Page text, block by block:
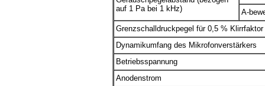
auf 1 Pa bei 1 kHz)
A-
Grenzschalldruckpegel für 0,5 % Klirrfaktor
Dynamikumfang des Mikrofonverstärkers
Betriebsspannung
Anodenstrom